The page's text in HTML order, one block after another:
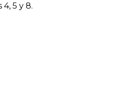
5 y 8.